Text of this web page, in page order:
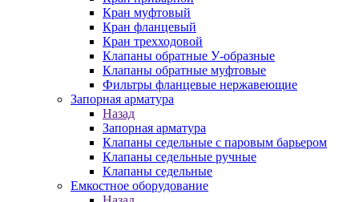
Кран муфтовый
Кран фланцевый
Кран трехходовой
Клапаны обратные У-образные
Клапаны обратные муфтовые
Фильтры фланцевые нержавеющие
Запорная арматура
Назад
Запорная арматура
Клапаны седельные с паровым барьером
Клапаны седельные ручные
Клапаны седельные
Емкостное оборудование